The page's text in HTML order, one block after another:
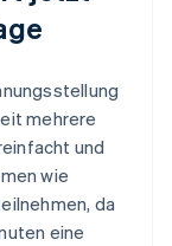
mehrere
und
wie
da
eine